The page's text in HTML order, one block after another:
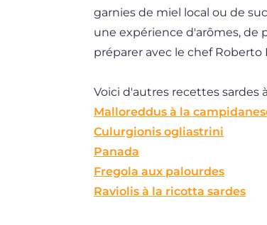
garnies de miel local ou de
une expérience d'arômes, de
préparer avec le chef Roberto
Voici d'autres recettes sardes
Malloreddus à la
Culurgionis ogliastrini
Panada
Fregola aux palourdes
Raviolis à la ricotta sardes